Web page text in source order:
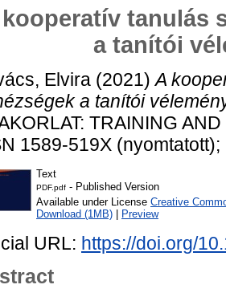
tanulás
a tanítói
Elvira (2021)A
a tanítói
TRAINING
1589-519X
Text
PDF.pdf - Published Version
Available under License Creative
Download (1MB)
Preview
URL: https://doi.org/